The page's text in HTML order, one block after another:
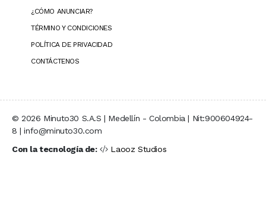
¿CÓMO ANUNCIAR?
TÉRMINO Y CONDICIONES
POLÍTICA DE PRIVACIDAD
CONTÁCTENOS
© 2026 Minuto30 S.A.S | Medellín - Colombia | Nit:900604924-
8 | info@minuto30.com
Con la tecnología de:
Laooz Studios